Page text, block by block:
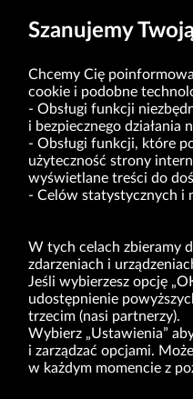
VRG S.A. | ul.
NIP:
Sąd Rejonowy dla
Wydział XI Gospodarczy
Kapitał zakładowy w
(Dz.U. 2019
O NAS
DLA INWESTORÓW
Szanujemy
Chcemy Cię
cookie i podobne
Obsługi funkcji
i bezpiecznego działania
Obsługi funkcji, które
użyteczność strony
wyświetlane treści do
Celów statystycznych i
W tych celach zbieramy
zdarzeniach i
Jeśli wybierzesz opcję
udostępnienie
trzecim (nasi partnerzy).
Wybierz „Ustawienia”
i zarządzać opcjami.
w każdym momencie z